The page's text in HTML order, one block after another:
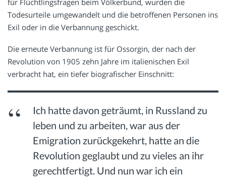
für Flüchtlingsfragen beim Völkerbund, wurden die
Todesurteile umgewandelt und die betroffenen Personen ins
Exil oder in die Verbannung geschickt.
Die erneute Verbannung ist für Ossorgin, der nach der
Revolution von 1905 zehn Jahre im italienischen Exil
verbracht hat, ein tiefer biografischer Einschnitt:
Ich hatte davon geträumt, in Russland zu
leben und zu arbeiten, war aus der
Emigration zurückgekehrt, hatte an die
Revolution geglaubt und zu vieles an ihr
gerechtfertigt. Und nun war ich ein